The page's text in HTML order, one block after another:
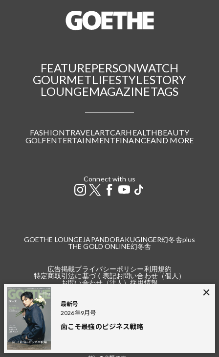
最新号
2026年9月号
歯こそ最強のビジネス戦略
FEATUREPERSONWATCH
GOURMETLIFESTYLESTORY
LOUNGEMAGAZINETAGS
FASHIONTRAVEL ARTCARHEALTHBEAUTY
GOLFENTERTAINMENTFINANCEAND MORE
Connect with us
GOETHE LOUNGE JAPANDORAKUGINGER幻冬舎plus
THE GOLD ONLINE幻冬舎
広告掲載プライバシーポリシー利用規約
特定商取引法に基づく表記お問い合わせ（個人）
お問い合わせ（法人）採用情報
※本サイトで掲載している商品の価格は2021年4月24日以降の記事より税込（本
2021年4月23日以前の記事は、税込と記載している場合を除き、本体価格（税